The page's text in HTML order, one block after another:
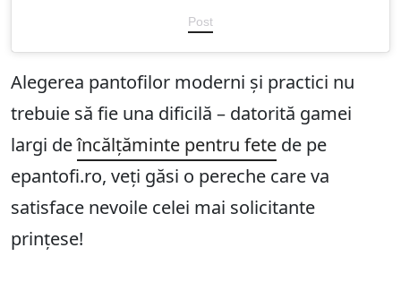
Post
Alegerea pantofilor moderni și practici nu
trebuie să fie una dificilă – datorită gamei
largi deîncălțăminte pentru fete de pe
epantofi.ro, veți găsi o pereche care va
satisface nevoile celei mai solicitante
prințese!